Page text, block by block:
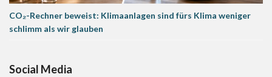
CO₂-Rechner beweist: Klimaanlagen sind fürs Klima weniger
schlimm als wir glauben
Social Media